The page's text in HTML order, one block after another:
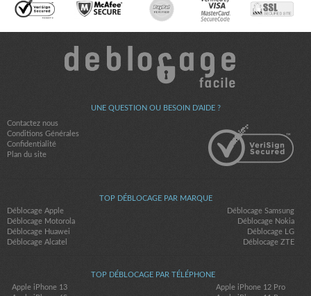
UNE QUESTION OU BESOIN D'AIDE ?
Contactez nous
Conditions Générales
Confidentialité
Plan du site
TOP DÉBLOCAGE PAR MARQUE
Déblocage Apple
Déblocage Samsung
Déblocage Motorola
Déblocage Nokia
Déblocage Huawei
Déblocage LG
Déblocage Alcatel
Déblocage ZTE
TOP DÉBLOCAGE PAR TÉLÉPHONE
Apple iPhone 13
Apple iPhone 12 Pro